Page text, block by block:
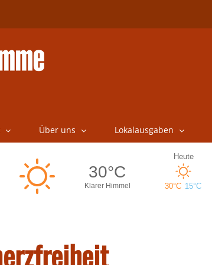
Über uns Lokalausgaben